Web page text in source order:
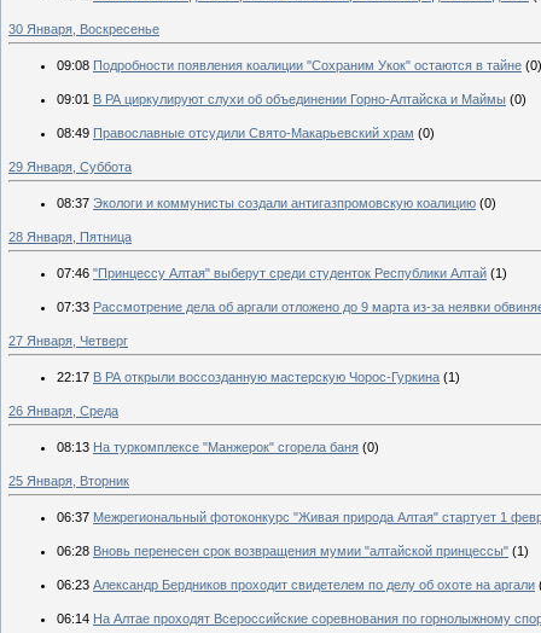
30 Января, Воскресенье
09:08 Подробности появления коалиции "Сохраним Укок" остаются в тайне (0)
09:01 В РА циркулируют слухи об объединении Горно-Алтайска и Маймы (0)
08:49 Православные отсудили Свято-Макарьевский храм (0)
29 Января, Суббота
08:37 Экологи и коммунисты создали антигазпромовскую коалицию (0)
28 Января, Пятница
07:46 "Принцессу Алтая" выберут среди студенток Республики Алтай (1)
07:33 Рассмотрение дела об аргали отложено до 9 марта из-за неявки
27 Января, Четверг
22:17 В РА открыли воссозданную мастерскую Чорос-Гуркина (1)
26 Января, Среда
08:13 На туркомплексе "Манжерок" сгорела баня (0)
25 Января, Вторник
06:37 Межрегиональный фотоконкурс "Живая природа Алтая" стартует 1
06:28 Вновь перенесен срок возвращения мумии "алтайской принцессы" (1)
06:23 Александр Бердников проходит свидетелем по делу об охоте на аргали
06:14 На Алтае проходят Всероссийские соревнования по горнолыжному